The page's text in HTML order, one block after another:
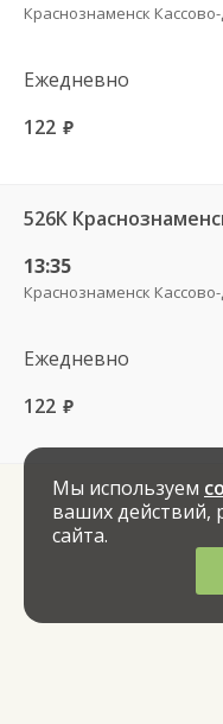
Ежедневно
122 руб.
526К
13:35
Ежедневно
122 руб.
Мы используем
ваших действий,
сайта.